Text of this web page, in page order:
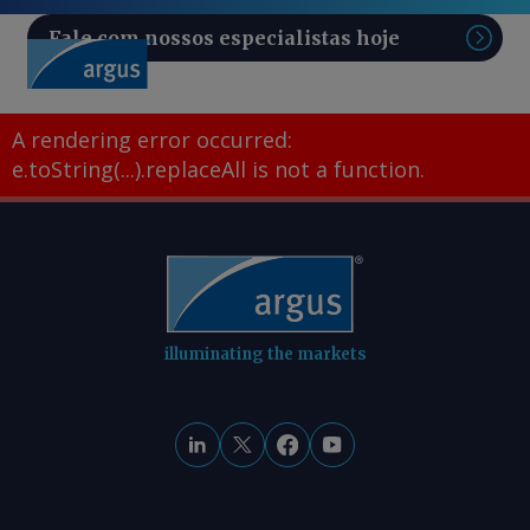
Fale com nossos especialistas hoje
A rendering error occurred:
e.toString(...).replaceAll is not a function.
illuminating the markets